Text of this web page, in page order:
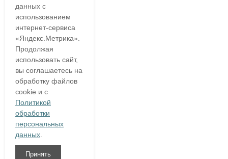
данных с
использованием
интернет-сервиса
«Яндекс.Метрика».
Продолжая
использовать сайт,
вы соглашаетесь на
обработку файлов
cookie и с
Политикой
обработки
персональных
данных
Принять